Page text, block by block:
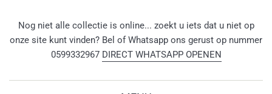
Nog niet alle collectie is online... zoekt u iets dat u niet op
onze site kunt vinden? Bel of Whatsapp ons gerust op nummer
0599332967 DIRECT WHATSAPP OPENEN